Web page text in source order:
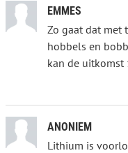
EMMES
Zo gaat dat met
hobbels en
kan de uitkomst
ANONIEM
Lithium is